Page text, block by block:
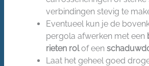
verbindingen stevig te
Eventueel kun je de
pergola afwerken met een
rieten rolof een
Laat het geheel goed